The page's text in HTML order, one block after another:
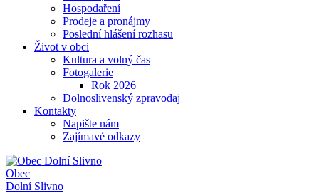
Hospodaření
Prodeje a pronájmy
Poslední hlášení rozhasu
Život v obci
Kultura a volný čas
Fotogalerie
Rok 2026
Dolnoslivenský zpravodaj
Kontakty
Napište nám
Zajímavé odkazy
Obec
Dolní Slivno